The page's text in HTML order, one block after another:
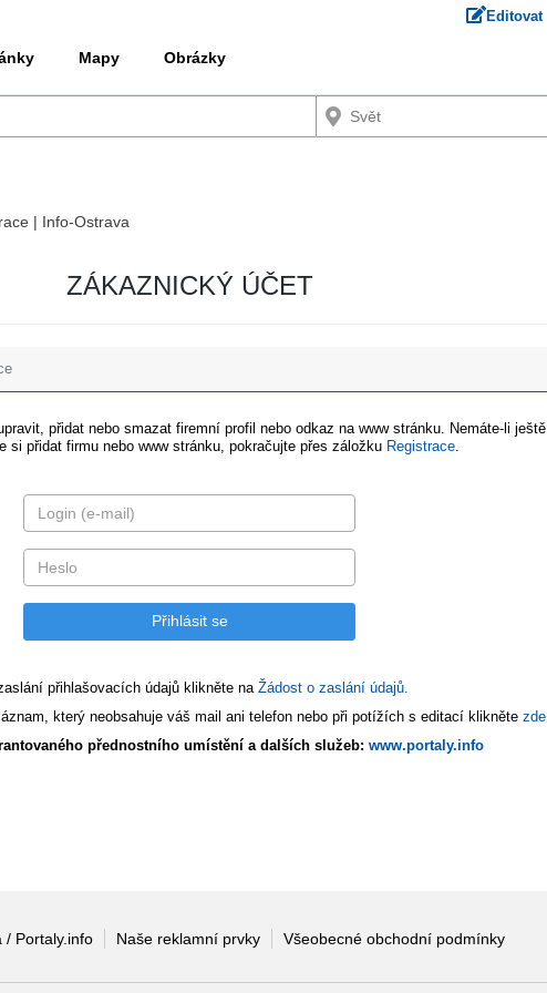
Editovat
Mapy Obrázky
| Info-Ostrava
ZÁKAZNICKÝ ÚČET
přidat nebo smazat firemní profil nebo odkaz na www stránku. Nemáte-li ještě
si přidat firmu nebo www stránku, pokračujte přes záložku Registrace
přihlašovacích údajů klikněte na Žádost o zaslání údajů.
který neobsahuje váš mail ani telefon nebo při potížích s editací klikněte zde
přednostního umístění a dalších služeb: www.portaly.info
/ Portaly.info Naše reklamní prvky Všeobecné obchodní podmínky